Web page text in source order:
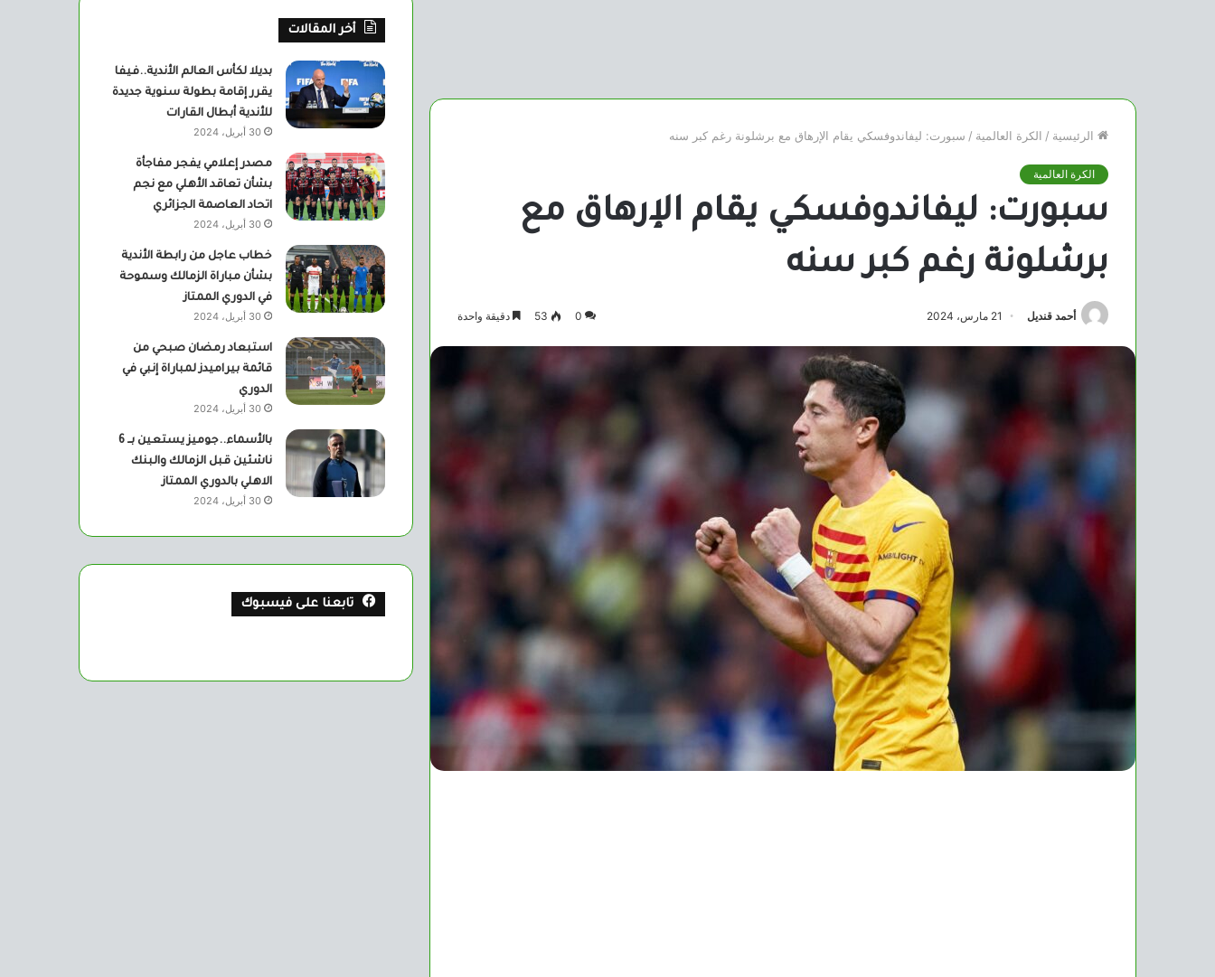
الرئيسية / الكرة العالمية / سبورت: ليفاندوفسكي يقام الإرهاق مع برشلونة رغم كبر سنه
الكرة العالمية
سبورت: ليفاندوفسكي يقام الإرهاق مع
برشلونة رغم كبر سنه
أحمد قنديل 21 مارس، 2024 0
53 دقيقة واحدة
أخر المقالات
بديلا لكأس العالم الأندية..فيفا
يقرر إقامة بطولة سنوية جديدة
للأندية أبطال القارات
30 أبريل، 2024
مصدر إعلامي يفجر مفاجأة
بشأن تعاقد الأهلي مع نجم
اتحاد العاصمة الجزائري
30 أبريل، 2024
خطاب عاجل من رابطة الأندية
بشأن مباراة الزمالك وسموحة
في الدوري الممتاز
30 أبريل، 2024
استبعاد رمضان صبحي من
قائمة بيراميدز لمباراة إنبي في
الدوري
30 أبريل، 2024
بالأسماء..جوميز يستعين بــ 6
ناشئين قبل الزمالك والبنك
الاهلي بالدوري الممتاز
30 أبريل، 2024
تابعنا على فيسبوك